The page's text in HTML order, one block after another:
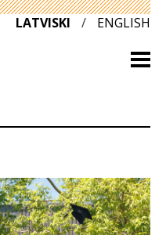
LATVISKI / ENGLISH